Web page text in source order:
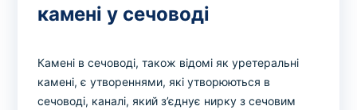
камені у сечоводі
Камені в сечоводі, також відомі як уретеральні
камені, є утвореннями, які утворюються в
сечоводі, каналі, який з’єднує нирку з сечовим